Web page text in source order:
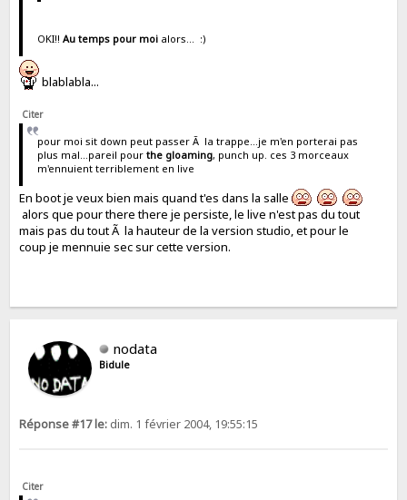
OKI!! Au temps pour moialors... :)
blablabla...
Citer
pour moi sit down peut passer Ã la trappe...je m'en porterai pas
plus mal...pareil pour the gloaming, punch up. ces 3 morceaux
m'ennuient terriblement en live
En boot je veux bien mais quand t'es dans la salle
alors que pour there there je persiste, le live n'est pas du tout
mais pas du tout Ã la hauteur de la version studio, et pour le
coup je mennuie sec sur cette version.
nodata
Bidule
Réponse #17 le: dim. 1 février 2004, 19:55:15
Citer